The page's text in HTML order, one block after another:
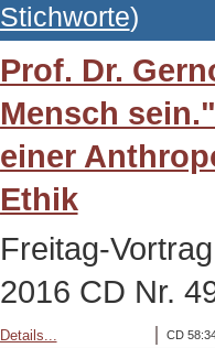
Stichworte)
Prof. Dr.
Mensch
einer
Ethik
Freitag-
2016 CD Nr.
CD
Details...